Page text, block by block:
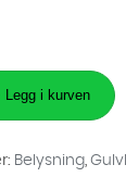
Legg i kurven
Belysning